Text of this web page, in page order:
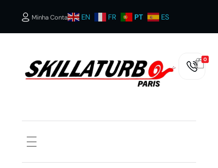
Minha Conta EN FR PT ES
0